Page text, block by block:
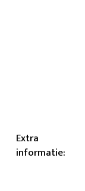
Extra
informatie: